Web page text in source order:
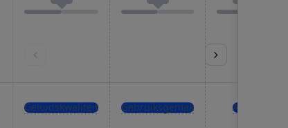
Geluidskwaliteit Gebruiksgemak Accu